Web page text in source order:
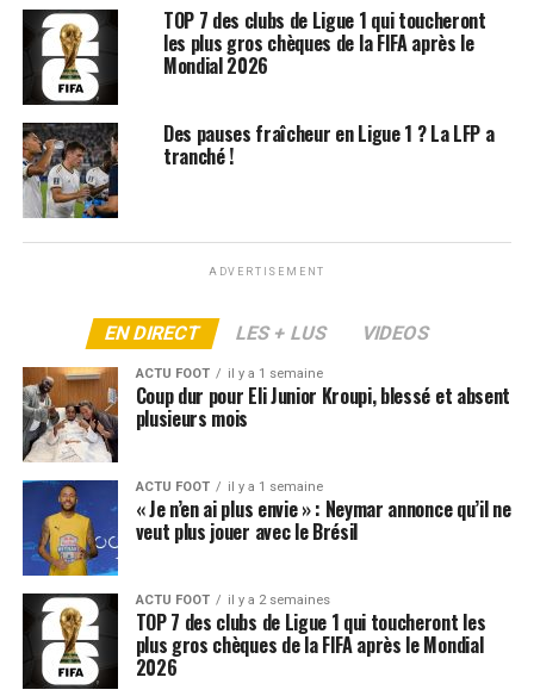
ARTICLES LIÉS: LIGUE 1 PSG
SUIVANT
Real Madrid : Mbappé en feu, il lance un énorme
avertissement à l’OM avant la Ligue des champions !
NE RATEZ PAS
« Trop dur d’être sa copine » : la mère de Mbappé
balance tout sur son fils
TOP 7 des clubs de Ligue 1 qui toucheront
les plus gros chèques de la FIFA après le
Mondial 2026
Des pauses fraîcheur en Ligue 1 ? La LFP a
tranché !
ADVERTISEMENT
EN DIRECT LES + LUS VIDEOS
ACTU FOOT il y a 1 semaine
Coup dur pour Eli Junior Kroupi, blessé et absent
plusieurs mois
ACTU FOOT il y a 1 semaine
« Je n’en ai plus envie » : Neymar annonce qu’il ne
veut plus jouer avec le Brésil
ACTU FOOT il y a 2 semaines
TOP 7 des clubs de Ligue 1 qui toucheront les
plus gros chèques de la FIFA après le Mondial
2026